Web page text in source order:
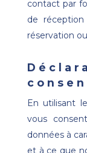
contact par
de
réservation
En utilisant
vous
données à
et à ce que